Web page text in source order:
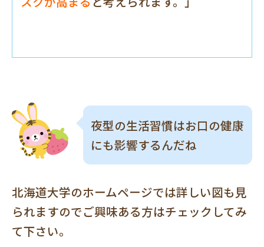
夜型の生活習慣はお口の健康
にも影響するんだね
北海道大学のホームページでは詳しい図も見
られますのでご興味ある方はチェックしてみ
て下さい。